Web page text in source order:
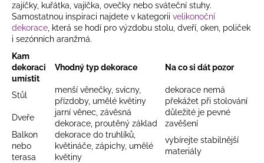
zajíčky, kuřátka, vajíčka, ovečky nebo sváteční stuhy.
Samostatnou inspiraci najdete v kategorii velikonoční
dekorace, která se hodí pro výzdobu stolu, dveří, oken, poliček
i sezónních aranžmá.
Kam
dekoraci
umístit
Vhodný typ dekorace Na co si dát pozor
Stůl
menší věnečky, svícny,
přízdoby, umělé květiny
dekorace nemá
překážet při stolování
Dveře
jarní věnec, závěsná
dekorace, proutěný základ
důležité je pevné
zavěšení
Balkon
nebo
terasa
dekorace do truhlíků,
květináče, zápichy, umělé
květiny
vybírejte stabilnější
materiály